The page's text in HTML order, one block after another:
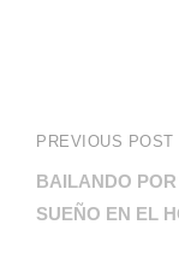
PREVIOUS POST
BAILANDO POR
SUEÑO EN EL